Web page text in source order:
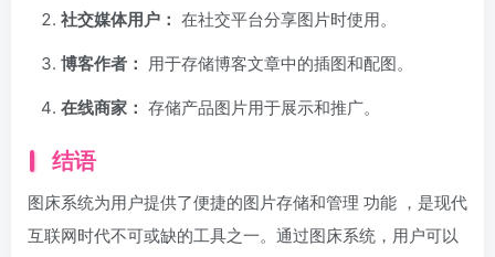
社交媒体用户： 在社交平台分享图片时使用。
博客作者： 用于存储博客文章中的插图和配图。
在线商家： 存储产品图片用于展示和推广。
结语
图床系统为用户提供了便捷的图片存储和管理 功能 ，是现代
互联网时代不可或缺的工具之一。通过图床系统，用户可以